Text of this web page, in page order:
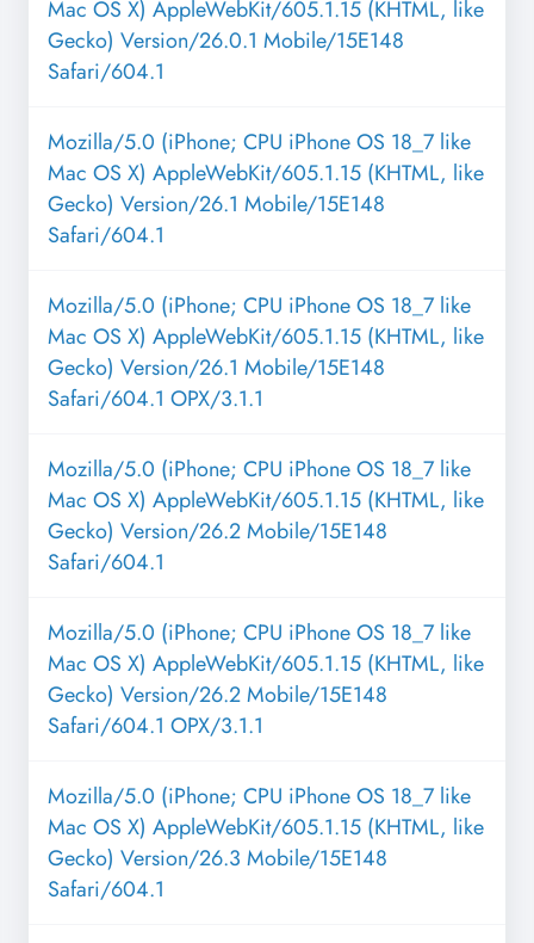
Mac OS X) AppleWebKit/605.1.15 (KHTML, like
Gecko) Version/26.0.1 Mobile/15E148
Safari/604.1
Mozilla/5.0 (iPhone; CPU iPhone OS 18_7 like
Mac OS X) AppleWebKit/605.1.15 (KHTML, like
Gecko) Version/26.1 Mobile/15E148
Safari/604.1
Mozilla/5.0 (iPhone; CPU iPhone OS 18_7 like
Mac OS X) AppleWebKit/605.1.15 (KHTML, like
Gecko) Version/26.1 Mobile/15E148
Safari/604.1 OPX/3.1.1
Mozilla/5.0 (iPhone; CPU iPhone OS 18_7 like
Mac OS X) AppleWebKit/605.1.15 (KHTML, like
Gecko) Version/26.2 Mobile/15E148
Safari/604.1
Mozilla/5.0 (iPhone; CPU iPhone OS 18_7 like
Mac OS X) AppleWebKit/605.1.15 (KHTML, like
Gecko) Version/26.2 Mobile/15E148
Safari/604.1 OPX/3.1.1
Mozilla/5.0 (iPhone; CPU iPhone OS 18_7 like
Mac OS X) AppleWebKit/605.1.15 (KHTML, like
Gecko) Version/26.3 Mobile/15E148
Safari/604.1